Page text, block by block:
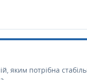
яким потрібна